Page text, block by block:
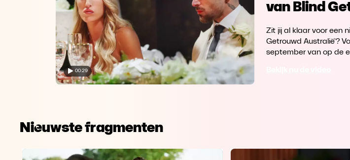
00:29
van Blind
Zit jij al klaar voor een
Getrouwd Australië'?
september van op de
Nieuwste fragmenten